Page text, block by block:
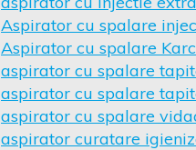
Aspirator cu spalare
Aspirator cu spalare
aspirator cu spalare
aspirator cu spalare
aspirator cu spalare
aspirator curatare